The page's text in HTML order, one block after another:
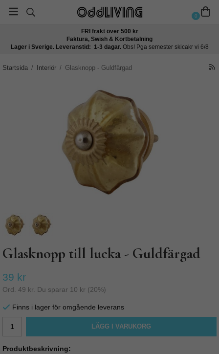
0
FRI frakt över 500 kr
Faktura, Swish & Kortbetalning
Lager i Sverige. Leveranstid: 1-3 dagar. Obs! Pga semester skicakr vi 6/8
Startsida / Interiör / Glasknopp - Guldfärgad
Glasknopp till lucka - Guldfärgad
39 kr
Ord. 49 kr . Du sparar 10 kr (20%)
Finns i lager för omgående leverans
LÄGG I VARUKORG
Produktbeskrivning: